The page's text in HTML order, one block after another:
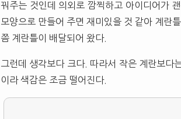
꿔주는 것인데 의외로 깜찍하고 아이디어가
모양으로 만들어 주면 재미있을 것 같아 계란
쯤 계란틀이 배달되어 왔다.
그런데 생각보다 크다. 따라서 작은 계란보다
이라 색감은 조금 떨어진다.